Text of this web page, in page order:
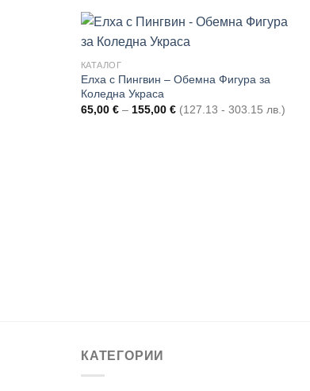
Add to
КАТАЛОГ
Елха с Пингвин – Обемна Фигура за
Коледна Украса
65,00 € – 155,00 €Price
range:
(127.13 - 303.15 лв.)
КАТЕГОРИИ